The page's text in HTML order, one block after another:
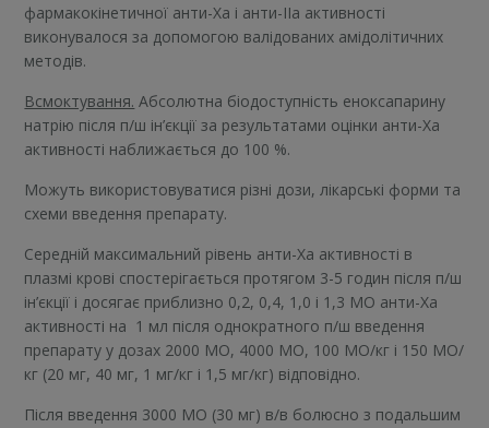
фармакокінетичної анти-Xa і анти-IIa активності
виконувалося за допомогою валідованих амідолітичних
методів.
Всмоктування. Абсолютна біодоступність еноксапарину
натрію після п/ш ін’єкції за результатами оцінки анти-Xa
активності наближається до 100 %.
Можуть використовуватися різні дози, лікарські форми та
схеми введення препарату.
Середній максимальний рівень анти-Xa активності в
плазмі крові спостерігається протягом 3-5 годин після п/ш
ін’єкції і досягає приблизно 0,2, 0,4, 1,0 і 1,3 МО анти-Xa
активності на 1 мл після однократного п/ш введення
препарату у дозах 2000 МО, 4000 МО, 100 МО/кг і 150 МО/
кг (20 мг, 40 мг, 1 мг/кг і 1,5 мг/кг) відповідно.
Після введення 3000 МО (30 мг) в/в болюсно з подальшим